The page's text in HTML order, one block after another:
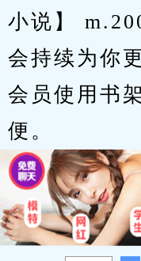
小说】
会持续为你
会员使用书
便。